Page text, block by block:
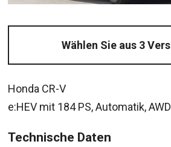
Honda CR-V
e:HEV mit 184 PS, Automatik, AWD
Technische Daten